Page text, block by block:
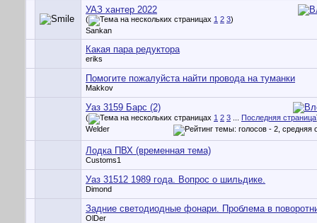
УАЗ хантер 2022
( 1 2 3)
Sankan
Какая пара редуктора
eriks
Помогите пожалуйста найти провода на туманки
Makkov
Уаз 3159 Барс (2)
( 1 2 3 Последняя страница
Welder
Лодка ПВХ (временная тема)
Customs1
Уаз 31512 1989 года. Вопрос о шильдике.
Dimond
Задние светодиодные фонари. Проблема в
OlDer